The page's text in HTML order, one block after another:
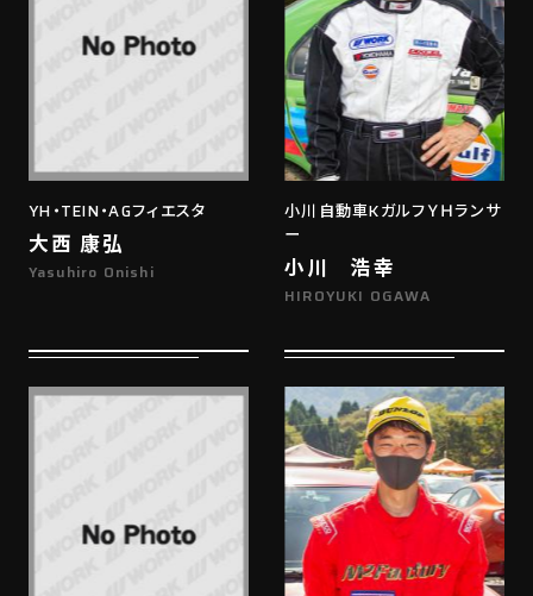
YH・TEIN・AGフィエスタ
大西 康弘
Yasuhiro Onishi
小川自動車KガルフＹＨランサ
ー
小川 浩幸
HIROYUKI OGAWA